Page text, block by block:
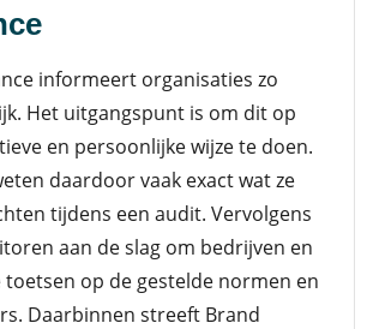
informeert organisaties zo
Het uitgangspunt is om dit op
en persoonlijke wijze te doen.
daardoor vaak exact wat ze
tijdens een audit. Vervolgens
aan de slag om bedrijven en
op de gestelde normen en
Daarbinnen streeft Brand